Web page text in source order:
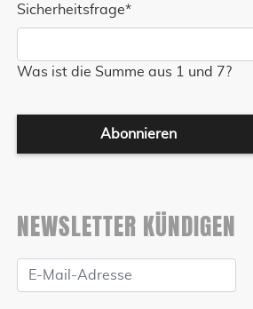
Sicherheitsfrage*
Was ist die Summe aus 1 und 7?
Abonnieren
NEWSLETTER KÜNDIGEN